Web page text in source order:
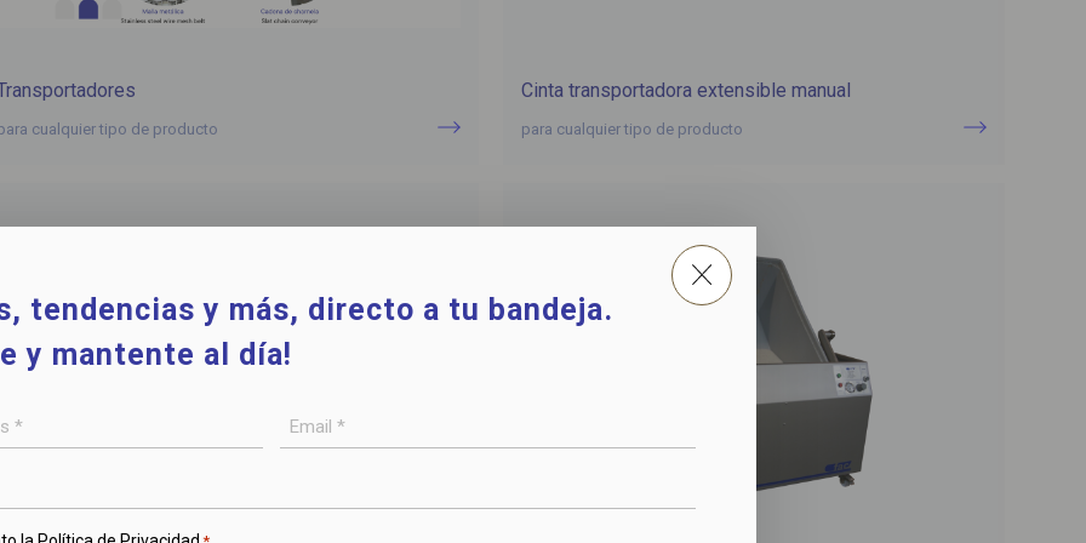
cualquier tipo de producto
Cinta transportadora extensible manual
para cualquier tipo de producto
tendencias y más, directo a tu bandeja.
y mantente al día!
Email
*